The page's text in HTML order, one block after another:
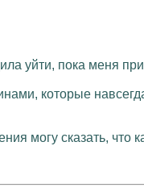
уйти, пока меня
которые
могу сказать, что